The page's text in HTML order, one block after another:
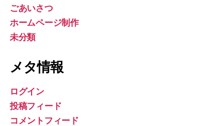
ごあいさつ
ホームページ制作
未分類
メタ情報
ログイン
投稿フィード
コメントフィード